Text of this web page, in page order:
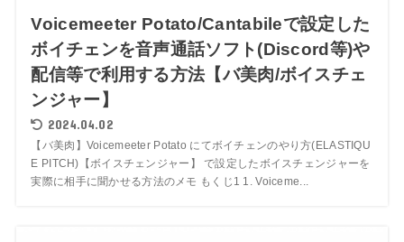
Voicemeeter Potato/Cantabileで設定した
ボイチェンを音声通話ソフト(Discord等)や
配信等で利用する方法【バ美肉/ボイスチェ
ンジャー】
2024.04.02
【バ美肉】Voicemeeter Potato にてボイチェンのやり方(ELASTIQU
E PITCH)【ボイスチェンジャー】 で設定したボイスチェンジャーを
実際に相手に聞かせる方法のメモ もくじ1 1. Voiceme...